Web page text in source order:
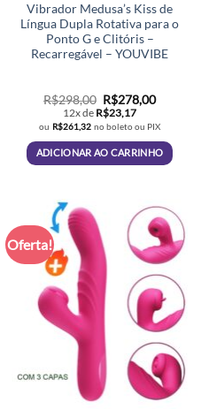
Vibrador Medusa’s Kiss de
Língua Dupla Rotativa para o
Ponto G e Clitóris –
Recarregável – YOUVIBE
R$298,00 O
preço
original
era:
R$298,00.
R$278,00O
atual
é:
12x de R$23,17
ou R$261,32 no boleto ou PIX
ADICIONAR AO CARRINHO
Oferta!